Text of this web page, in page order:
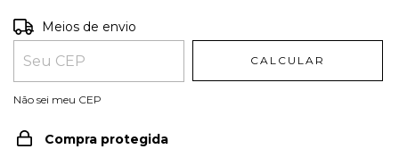
Entregas para o CEP:
Meios de envio
CALCULAR
Não sei meu CEP
Compra protegida